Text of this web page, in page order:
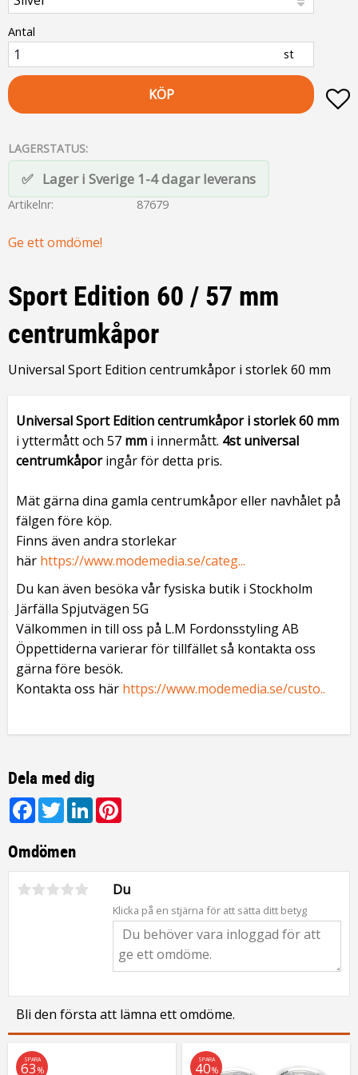
Antal
st
KÖP
LAGERSTATUS
Lager i Sverige 1-4 dagar leverans
Artikelnr 87679
Ge ett omdöme!
Sport Edition 60 / 57 mm
centrumkåpor
Universal Sport Edition centrumkåpor i storlek 60 mm
Universal Sport Edition centrumkåpor i storlek 60 mm
i yttermått och 57 mm i innermått. 4st universal
centrumkåporingår för detta pris.
Mät gärna dina gamla centrumkåpor eller navhålet på
fälgen före köp.
Finns även andra storlekar
här https://www.modemedia.se/categ...
Du kan även besöka vår fysiska butik i Stockholm
Järfälla Spjutvägen 5G
Välkommen in till oss på L.M Fordonsstyling AB
Öppettiderna varierar för tillfället så kontakta oss
gärna före besök.
Kontakta oss här https://www.modemedia.se/custo..
Dela med dig
Facebook
TwitterLinkedIn
Omdömen
Du
Klicka på en stjärna för att sätta ditt betyg
Bli den första att lämna ett omdöme.
SPARA
63 %
SPARA
40%